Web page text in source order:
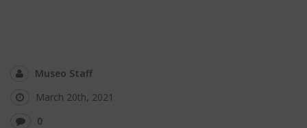
Museo Staff
March 20th, 2021
0